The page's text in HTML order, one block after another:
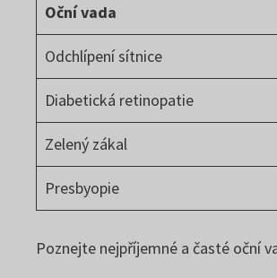
Oční vada
Odchlípení sítnice
Diabetická retinopatie
Zelený zákal
Presbyopie
Poznejte nejpříjemné a časté oční